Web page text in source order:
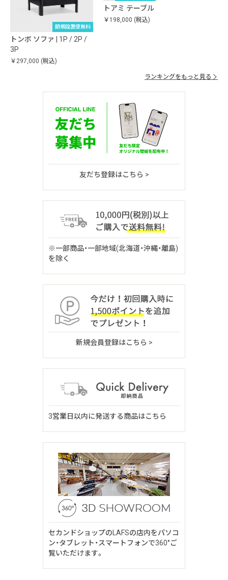
開梱設置便無料
トンボ ソファ | 1P / 2P /
3P
￥297,000 (税込)
トアミ テーブル
￥198,000 (税込)
ランキングをもっと見る
友だち登録はこちら >
※一部商品・一部地域(北海道・沖縄・離島)
を除く
新規会員登録はこちら >
3営業日以内に発送する商品はこちら
セカンドショップのLAFSの店内をパソコ
ン・タブレット・スマートフォンで360°ご
覧いただけます。